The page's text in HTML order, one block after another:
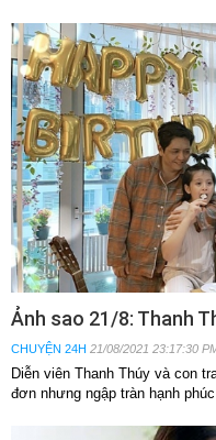
Ảnh sao 21/8: Thanh
CHUYỆN 24H 21/08/2021 23:17:30
Diễn viên Thanh Thúy và con
đơn nhưng ngập tràn hạnh